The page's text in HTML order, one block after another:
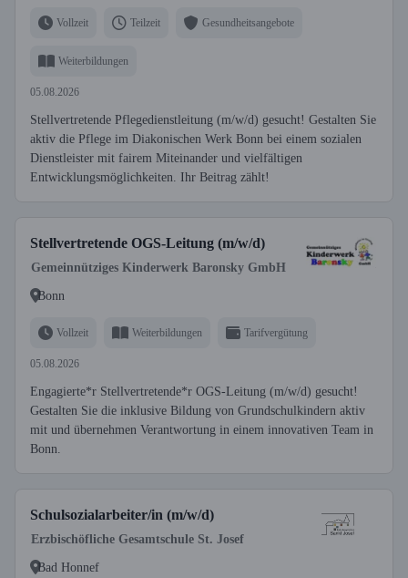
Vollzeit Teilzeit Gesundheitsangebote
Weiterbildungen
05.08.2026
Stellvertretende Pflegedienstleitung (m/w/d) gesucht! Gestalten Sie
aktiv die Pflege im Diakonischen Werk Bonn bei einem sozialen
Dienstleister mit fairem Miteinander und vielfältigen
Entwicklungsmöglichkeiten. Ihr Beitrag zählt!
Stellvertretende OGS-Leitung (m/w/d)
Gemeinnütziges Kinderwerk Baronsky GmbH
Bonn
Vollzeit Weiterbildungen Tarifvergütung
05.08.2026
Engagierte*r Stellvertretende*r OGS-Leitung (m/w/d) gesucht!
Gestalten Sie die inklusive Bildung von Grundschulkindern aktiv
mit und übernehmen Verantwortung in einem innovativen Team in
Bonn.
Schulsozialarbeiter/in (m/w/d)
Erzbischöfliche Gesamtschule St. Josef
Bad Honnef